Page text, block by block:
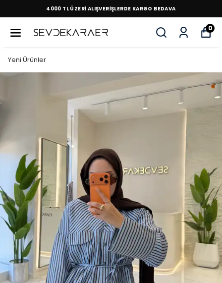
4000 TL ÜZERİ ALIŞVERİŞLERDE KARGO BEDAVA
0
Yeni Ürünler